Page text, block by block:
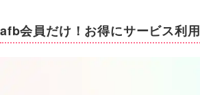
afb会員だけ！お得にサービス利用